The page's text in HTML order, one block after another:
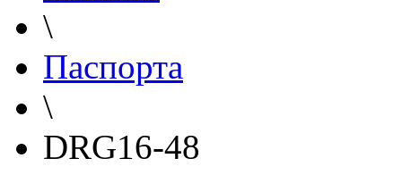
\
Паспорта
\
DRG16-48